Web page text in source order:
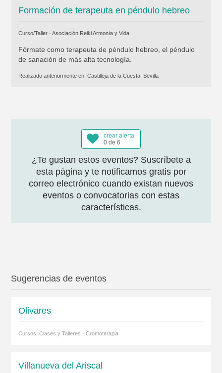
Formación de terapeuta en péndulo hebreo
Curso/Taller · Asociación Reiki Armonía y Vida
Fórmate como terapeuta de péndulo hebreo, el péndulo
de sanación de más alta tecnología.
Realizado anteriormente en: Castilleja de la Cuesta, Sevilla
crear alerta
0 de 6
¿Te gustan estos eventos? Suscríbete a
esta página y te notificamos gratis por
correo electrónico cuando existan nuevos
eventos o convocatorias con estas
características.
Sugerencias de eventos
Olivares
Cursos, Clases y Talleres · Cromoterapia
Villanueva del Ariscal